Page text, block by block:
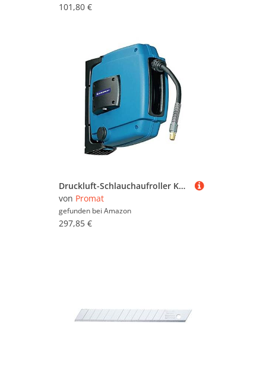
101,80 €
Druckluft-Schlauchaufroller Kunststoffgehäuse , Gebindegröße Meter: 10,0000, Herstellerbestellnummer: 9000425385
von Promat
gefunden bei Amazon
297,85 €